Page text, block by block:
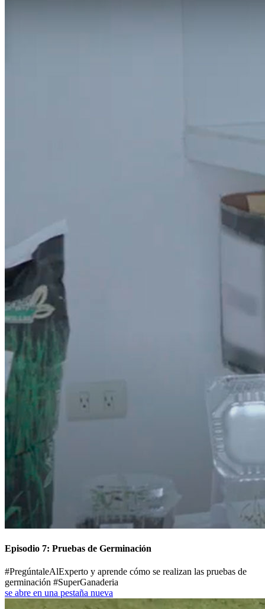
Episodio 7: Pruebas de Germinación
#PregúntaleAlExperto y aprende cómo se realizan las pruebas de
germinación #SuperGanaderia
se abre en una pestaña nueva